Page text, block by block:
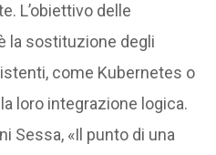
L’obiettivo delle
la sostituzione degli
come Kubernetes o
loro integrazione logica.
Sessa, «Il punto di una